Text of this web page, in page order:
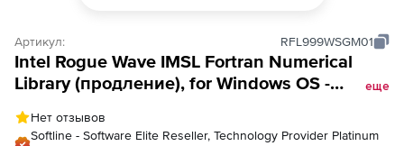
Артикул: RFL999WSGM01
Intel Rogue Wave IMSL Fortran Numerical
Library (продление), for Windows OS -
еще
Нет отзывов
Softline - Software Elite Reseller, Technology Provider Platinum